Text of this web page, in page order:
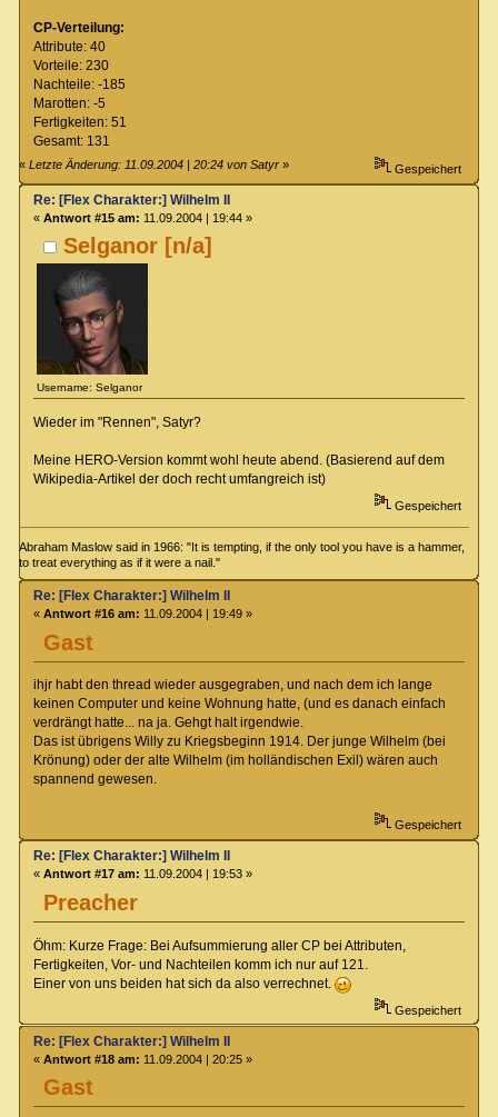
CP-Verteilung:
Attribute: 40
Vorteile: 230
Nachteile: -185
Marotten: -5
Fertigkeiten: 51
Gesamt: 131
«Letzte Änderung: 11.09.2004 | 20:24 von Satyr » Gespeichert
Selganor [n/a]
Username: Selganor
Re: [Flex Charakter:] Wilhelm II
« Antwort #15 am: 11.09.2004 | 19:44 »
Wieder im "Rennen", Satyr?
Meine HERO-Version kommt wohl heute abend. (Basierend auf dem
Wikipedia-Artikel der doch recht umfangreich ist)
Gespeichert
Abraham Maslow said in 1966: "It is tempting, if the only tool you have is a hammer,
to treat everything as if it were a nail."
Gast
Re: [Flex Charakter:] Wilhelm II
« Antwort #16 am: 11.09.2004 | 19:49 »
ihjr habt den thread wieder ausgegraben, und nach dem ich lange
keinen Computer und keine Wohnung hatte, (und es danach einfach
verdrängt hatte... na ja. Gehgt halt irgendwie.
Das ist übrigens Willy zu Kriegsbeginn 1914. Der junge Wilhelm (bei
Krönung) oder der alte Wilhelm (im holländischen Exil) wären auch
spannend gewesen.
Gespeichert
Preacher
Re: [Flex Charakter:] Wilhelm II
« Antwort #17 am: 11.09.2004 | 19:53 »
Öhm: Kurze Frage: Bei Aufsummierung aller CP bei Attributen,
Fertigkeiten, Vor- und Nachteilen komm ich nur auf 121.
Einer von uns beiden hat sich da also verrechnet.
Gespeichert
Gast
Re: [Flex Charakter:] Wilhelm II
« Antwort #18 am: 11.09.2004 | 20:25 »